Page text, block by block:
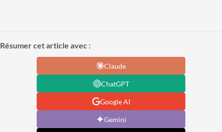
Résumer cet article avec :
Claude
ChatGPT
Google AI
Gemini